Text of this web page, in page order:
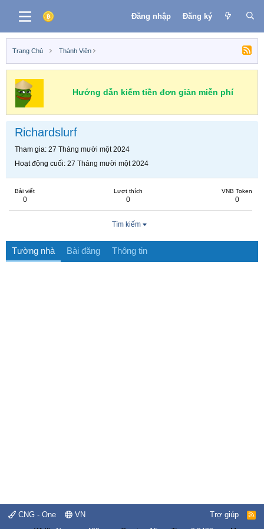
Đăng nhập Đăng ký
Trang Chủ Thành Viên
Hướng dẫn kiếm tiền đơn giản miễn phí
Richardslurf
Tham gia 27 Tháng mười một 2024
Hoạt động cuối 27 Tháng mười một 2024
Bài viết
0
Lượt thích
0
VNB Token
0
Tìm kiếm
Tường nhà Bài đăng Thông tin
CNG - One VN Trợ giúp
R